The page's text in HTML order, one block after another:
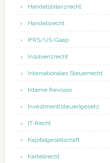
Handelsbilanzrecht
Handelsrecht
IFRS/US-Gaap
Insolvenzrecht
Internationales Steuerrecht
Interne Revision
Investment(steuer)gesetz
IT-Recht
Kapitalgesellschaft
Kartellrecht